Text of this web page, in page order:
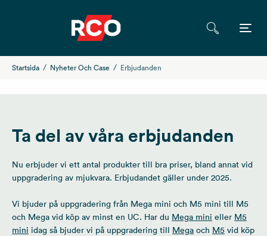
Startsida Nyheter Och Case Erbjudanden
Ta del av våra erbjudanden
Nu erbjuder vi ett antal produkter till bra priser, bland annat vid
uppgradering av mjukvara. Erbjudandet gäller under 2025.
Vi bjuder på uppgradering från Mega mini och M5 mini till M5
och Mega vid köp av minst en UC. Har du Mega mini eller M5
mini idag så bjuder vi på uppgradering till Mega och M5 vid köp